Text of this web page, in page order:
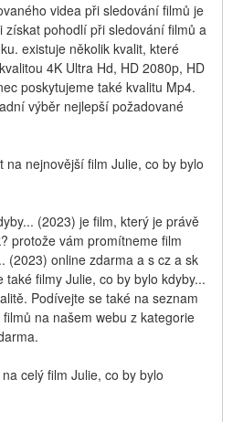
videa při sledování filmů je
získat pohodlí při sledování filmů a
existuje několik kvalit, které
4K Ultra Hd, HD 2080p, HD
poskytujeme také kvalitu Mp4.
výběr nejlepší požadované
na nejnovější film Julie, co by bylo
(2023) je film, který je právě
protože vám promítneme film
(2023) online zdarma a s cz a sk
také filmy Julie, co by bylo kdyby...
Podívejte se také na seznam
na našem webu z kategorie
celý film Julie, co by bylo